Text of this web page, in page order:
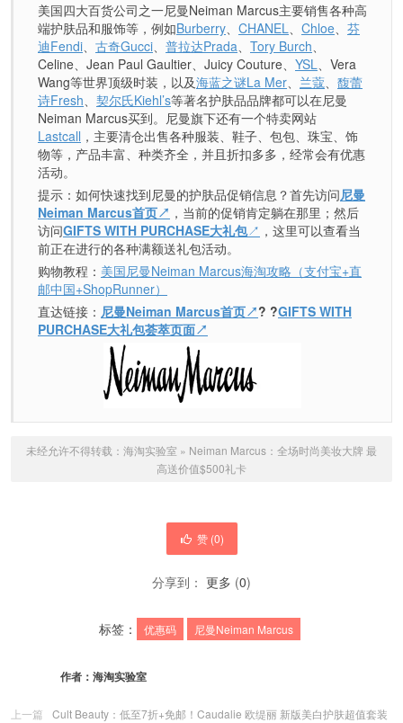
美国四大百货公司之一尼曼Neiman Marcus主要销售各种高
端护肤品和服饰等，例如Burberry、 CHANEL、 Chloe、 芬
迪Fendi、 古奇Gucci、 普拉达Prada、 Tory Burch、
Celine、Jean Paul Gaultier、Juicy Couture、 YSL、Vera
Wang等世界顶级时装，以及海蓝之谜La Mer、 兰蔻、 馥蕾
诗Fresh、 契尔氏Kiehl’s等著名护肤品品牌都可以在尼曼
Neiman Marcus买到。尼曼旗下还有一个特卖网站
Lastcall ，主要清仓出售各种服装、鞋子、包包、珠宝、饰
物等，产品丰富、种类齐全，并且折扣多多，经常会有优惠
活动。
提示：如何快速找到尼曼的护肤品促销信息？首先访问尼曼
Neiman Marcus首页↗ ，当前的促销肯定躺在那里；然后
访问GIFTS WITH PURCHASE大礼包↗ ，这里可以查看当
前正在进行的各种满额送礼包活动。
购物教程： 美国尼曼Neiman Marcus海淘攻略（支付宝+直
邮中国+ShopRunner）
直达链接： 尼曼Neiman Marcus首页↗? ?GIFTS WITH
PURCHASE大礼包荟萃页面↗
未经允许不得转载： 海淘实验室 » Neiman Marcus：全场时尚美妆大牌 最
高送价值$500礼卡
赞 (0)
分享到： 更多 (0)
标签： 优惠码 尼曼Neiman Marcus
作者： 海淘实验室
上一篇
Cult Beauty：低至7折+免邮！Caudalie 欧缇丽 新版美白护肤超值套装